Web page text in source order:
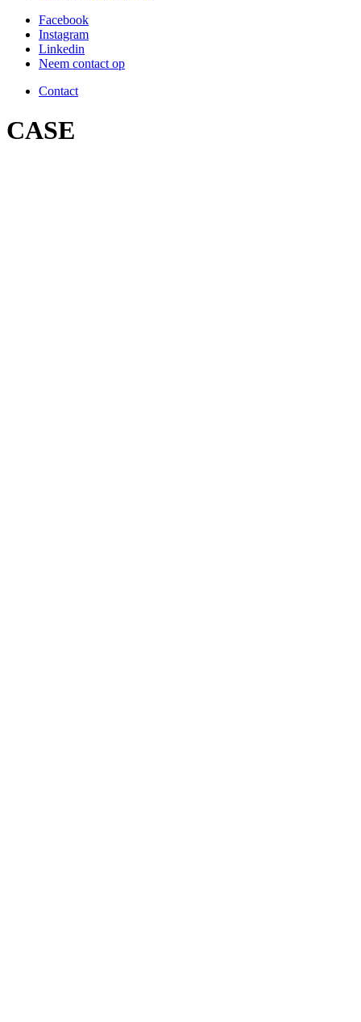
Facebook
Instagram
Linkedin
Neem contact op
Contact
CASE